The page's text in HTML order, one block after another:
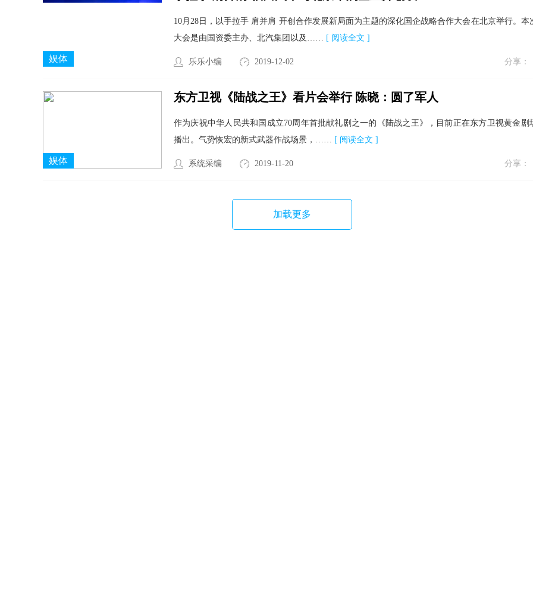
娱体
10月28日，以手拉手 肩并肩 开创合作发展新局面为主题的深化国企战略合作大会在北京举行。本
大会是由国资委主办、北汽集团以及…… [ 阅读全文 ]
乐乐小编 2019-12-02 分享：
娱体
东方卫视《陆战之王》看片会举行 陈晓：圆了军人
作为庆祝中华人民共和国成立70周年首批献礼剧之一的《陆战之王》，目前正在东方卫视黄金剧
播出。气势恢宏的新式武器作战场景，…… [ 阅读全文 ]
系统采编 2019-11-20 分享：
加载更多